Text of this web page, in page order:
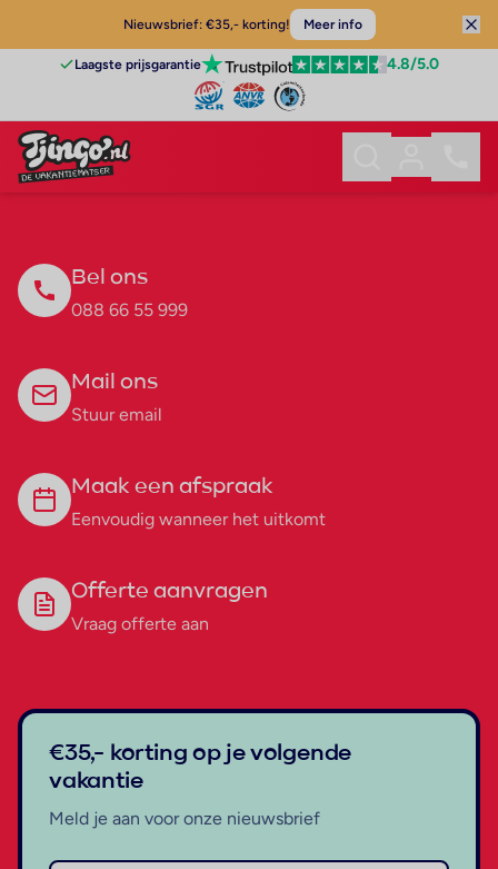
Nieuwsbrief: €35,- korting! Meer info
Laagste prijsgarantie 4.8/5.0
Bel ons
088 66 55 999
Mail ons
Stuur email
Maak een afspraak
Eenvoudig wanneer het uitkomt
Offerte aanvragen
Vraag offerte aan
€35,- korting op je volgende
vakantie
Meld je aan voor onze nieuwsbrief